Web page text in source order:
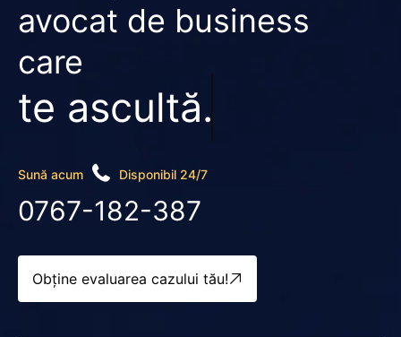
avocat de business
care
te ascultă.
Sună acum Disponibil 24/7
0767-182-387
Obține evaluarea cazului tău!